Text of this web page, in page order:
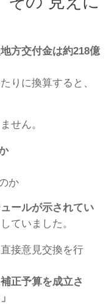
方交付金は約218億
りに換算すると、
せん。
か
ールが示されてい
ていました。
接意見交換を行
正予算を成立さ